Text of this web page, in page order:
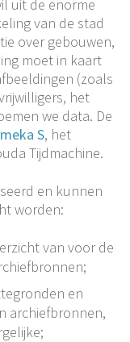
uit de enorme
van de stad
over gebouwen,
moet in kaart
(zoals
het
we data. De
S, het
Tijdmachine.
en kunnen
worden:
van voor de
en
archiefbronnen,